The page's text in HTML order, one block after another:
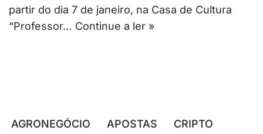
partir do dia 7 de janeiro, na Casa de Cultura
“Professor… Continue a ler »
AGRONEGÓCIO APOSTAS
CRIPTO